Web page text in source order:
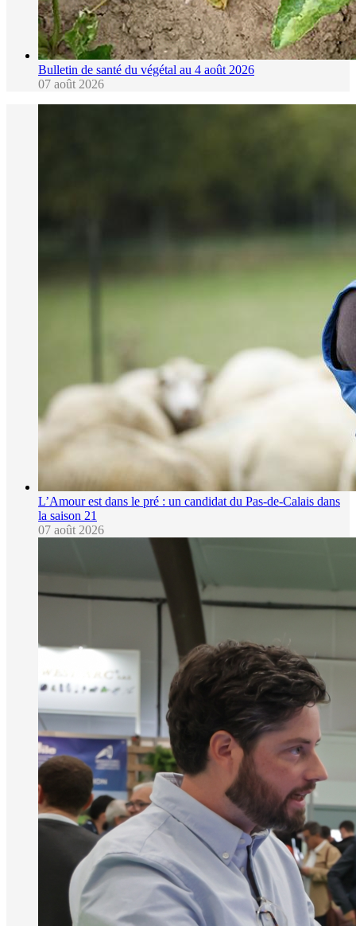
Bulletin de santé du végétal au 4 août 2026
07 août 2026
L’Amour est dans le pré : un candidat du Pas-de-Calais dans
la saison 21
07 août 2026